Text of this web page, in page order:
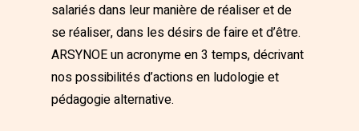
salariés dans leur manière de réaliser et de
se réaliser, dans les désirs de faire et d’être.
ARSYNOE un acronyme en 3 temps, décrivant
nos possibilités d’actions en ludologie et
pédagogie alternative.